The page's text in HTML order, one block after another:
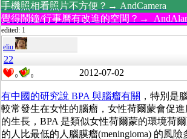
手機照相看照片不方便？→ AndCamera
覺得鬧鐘/行事曆有改進的空間？→
edited: 1
eliu
22
0 0 2012-07-02
有中國的研究說 BPA 與腦瘤有關 ，特別是
較常發生在女性的腦瘤，女性荷爾蒙會促進
的生長，BPA 是類似女性荷爾蒙的環境荷
的人比最低的人腦膜瘤(meningioma) 的風險